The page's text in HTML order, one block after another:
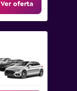
Ver oferta